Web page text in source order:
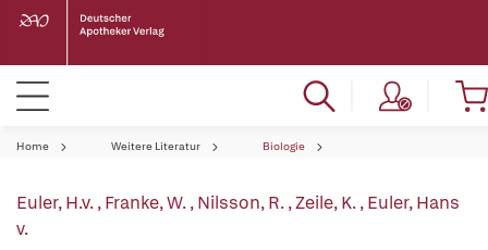
Home Weitere Literatur Biologie
Euler, H.v.,Franke, W.,Nilsson, R.,Zeile, K.,Euler, Hans
v.